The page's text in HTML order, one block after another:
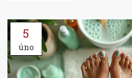
5
úno